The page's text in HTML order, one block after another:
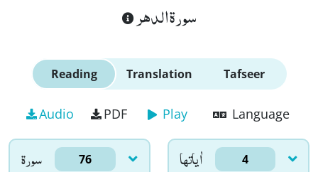
سورة الدهر
Reading Translation Tafseer
Audio PDF Play Language
سورۃ 76 اٰياتها 4